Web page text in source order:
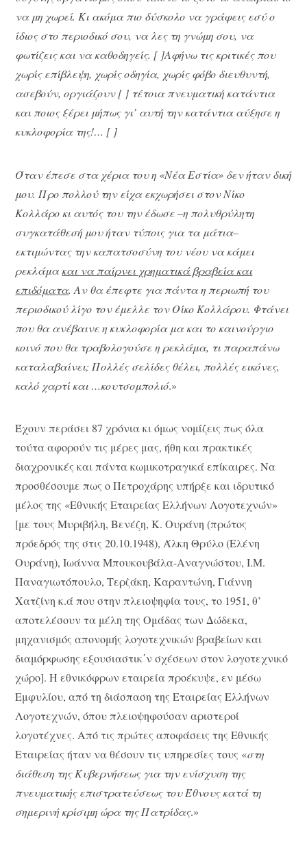
να μη χωρεί. Κι ακόμα πιο δύσκολο να γράφεις εσύ ο
ίδιος στο περιοδικό σου, να λες τη γνώμη σου, να
φωτίζεις και να καθοδηγείς. [ ]Αφήνω τις κριτικές που
χωρίς επίβλεψη, χωρίς οδηγία, χωρίς φόβο διευθυντή,
ασεβούν, οργιάζουν [ ] τέτοια πνευματική κατάντια
και ποιος ξέρει μήπως γι’ αυτή την κατάντια αύξησε η
κυκλοφορία της!… [ ]
Όταν έπεσε στα χέρια του η «Νέα Εστία» δεν ήταν δική
μου. Προ πολλού την είχα εκχωρήσει στον Νίκο
Κολλάρο κι αυτός του την έδωσε –η πολυθρύλητη
συγκατάθεσή μου ήταν τύποις για τα μάτια–
εκτιμώντας την καπατσοσύνη του νέου να κάμει
ρεκλάμακαι να παίρνει χρηματικά βραβεία και
επιδόματα. Αν θα έπεφτε για πάντα η περιωπή του
περιοδικού λίγο τον έμελλε τον Οίκο Κολλάρου. Φτάνει
που θα ανέβαινε η κυκλοφορία μα και το καινούργιο
κοινό που θα τραβολογούσε η ρεκλάμα, τι παραπάνω
καταλαβαίνει; Πολλές σελίδες θέλει, πολλές εικόνες,
καλό χαρτί και …κουτσομπολιό.»
Έχουν περάσει 87 χρόνια κι όμως νομίζεις πως όλα
τούτα αφορούν τις μέρες μας, ήθη και πρακτικές
διαχρονικές και πάντα κωμικοτραγικά επίκαιρες. Να
προσθέσουμε πως ο Πετροχάρης υπήρξε και ιδρυτικό
μέλος της «Εθνικής Εταιρείας Ελλήνων Λογοτεχνών»
[με τους Μυριβήλη, Βενέζη, Κ. Ουράνη (πρώτος
πρόεδρός της στις 20.10.1948), Άλκη Θρύλο (Ελένη
Ουράνη), Ιωάννα Μπουκουβάλα-Αναγνώστου, Ι.Μ.
Παναγιωτόπουλο, Τερζάκη, Καραντώνη, Γιάννη
Χατζίνη κ.ά που στην πλειοψηφία τους, το 1951, θ’
αποτελέσουν τα μέλη της Ομάδας των Δώδεκα,
μηχανισμός απονομής λογοτεχνικών βραβείων και
διαμόρφωσης εξουσιαστικ΄ν σχέσεων στον λογοτεχνικό
χώρο]. Η εθνικόφρων εταιρεία προέκυψε, εν μέσω
Εμφυλίου, από τη διάσπαση της Εταιρείας Ελλήνων
Λογοτεχνών, όπου πλειοψηφούσαν αριστεροί
λογοτέχνες. Από τις πρώτες αποφάσεις της Εθνικής
Εταιρείας ήταν να θέσουν τις υπηρεσίες τους «στη
διάθεση της Κυβερνήσεως για την ενίσχυση της
πνευματικής επιστρατεύσεως του Έθνους κατά τη
σημερινή κρίσιμη ώρα της Πατρίδας.»